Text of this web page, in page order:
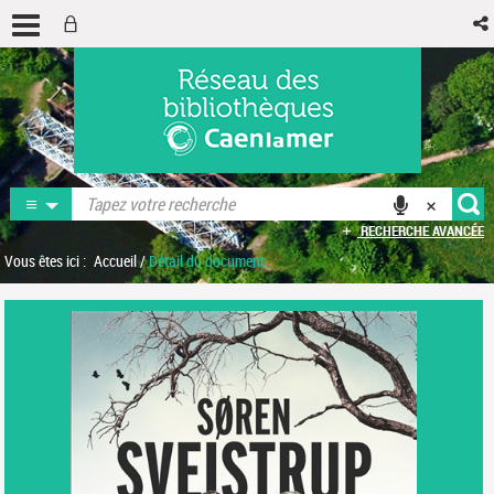
RECHERCHE AVANCÉE
Vous êtes ici : Accueil/Détail du document